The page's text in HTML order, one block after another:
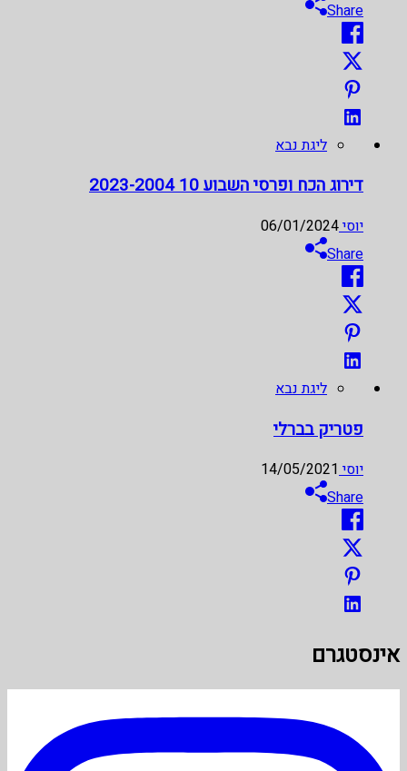
Share
ליגת נבא
דירוג הכח ופרסי השבוע 10 2023-2004
יוסי06/01/2024
Share
ליגת נבא
פטריק בברלי
יוסי 14/05/2021
Share
אינסטגרם